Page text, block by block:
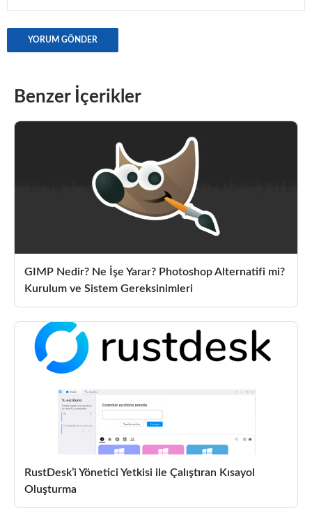
Benzer İçerikler
GIMP Nedir? Ne İşe Yarar? Photoshop Alternatifi mi?
Kurulum ve Sistem Gereksinimleri
RustDesk’i Yönetici Yetkisi ile Çalıştıran Kısayol
Oluşturma